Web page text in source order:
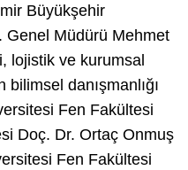
Büyükşehir
Genel Müdürü Mehmet
lojistik ve kurumsal
bilimsel danışmanlığı
Fen Fakültesi
Doç. Dr. Ortaç Onmuş
Fen Fakültesi